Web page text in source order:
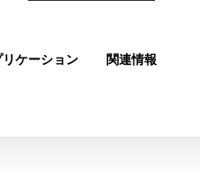
ケーション
関連情報